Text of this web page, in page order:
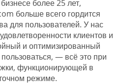
более 25 лет,
больше всего гордится
для пользователей. У нас
клиентов и
и оптимизированный
— всё это при
функционирующей в
режиме.